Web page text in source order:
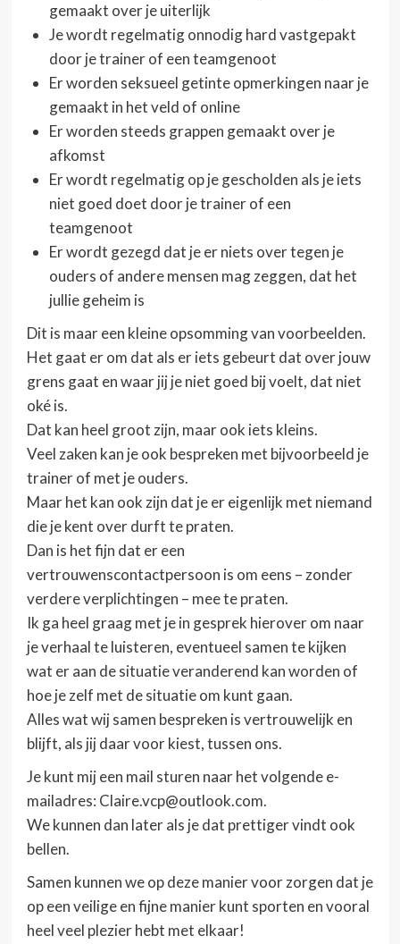
gemaakt over je uiterlijk
Je wordt regelmatig onnodig hard vastgepakt
door je trainer of een teamgenoot
Er worden seksueel getinte opmerkingen naar je
gemaakt in het veld of online
Er worden steeds grappen gemaakt over je
afkomst
Er wordt regelmatig op je gescholden als je iets
niet goed doet door je trainer of een
teamgenoot
Er wordt gezegd dat je er niets over tegen je
ouders of andere mensen mag zeggen, dat het
jullie geheim is
Dit is maar een kleine opsomming van voorbeelden.
Het gaat er om dat als er iets gebeurt dat over jouw
grens gaat en waar jij je niet goed bij voelt, dat niet
oké is.
Dat kan heel groot zijn, maar ook iets kleins.
Veel zaken kan je ook bespreken met bijvoorbeeld je
trainer of met je ouders.
Maar het kan ook zijn dat je er eigenlijk met niemand
die je kent over durft te praten.
Dan is het fijn dat er een
vertrouwenscontactpersoon is om eens – zonder
verdere verplichtingen – mee te praten.
Ik ga heel graag met je in gesprek hierover om naar
je verhaal te luisteren, eventueel samen te kijken
wat er aan de situatie veranderend kan worden of
hoe je zelf met de situatie om kunt gaan.
Alles wat wij samen bespreken is vertrouwelijk en
blijft, als jij daar voor kiest, tussen ons.
Je kunt mij een mail sturen naar het volgende e-
mailadres: Claire.vcp@outlook.com.
We kunnen dan later als je dat prettiger vindt ook
bellen.
Samen kunnen we op deze manier voor zorgen dat je
op een veilige en fijne manier kunt sporten en vooral
heel veel plezier hebt met elkaar!